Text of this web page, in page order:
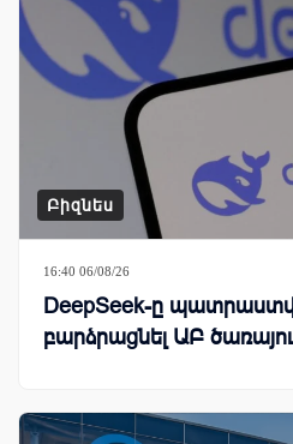
Բիզնես
16:40 06/08/26
DeepSeek-ը
բարձրացնել ԱԲ